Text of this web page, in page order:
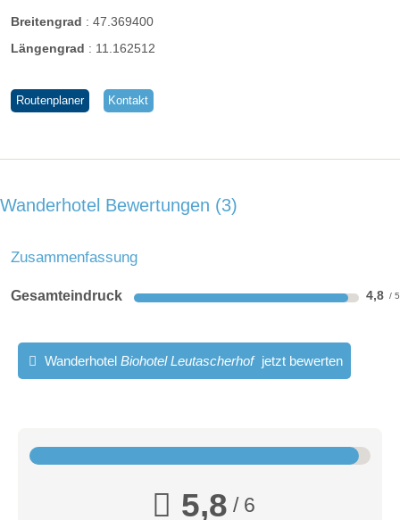
Breitengrad : 47.369400
Längengrad : 11.162512
Routenplaner Kontakt
Wanderhotel Bewertungen 3
Zusammenfassung
Gesamteindruck 4,8
Wanderhotel Biohotel Leutascherhof jetzt bewerten
5,8 / 6